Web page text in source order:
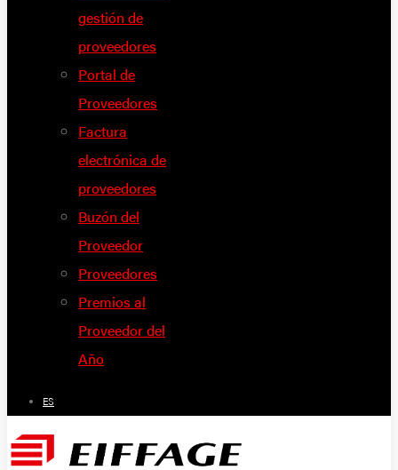
gestión de
proveedores
Portal de
Proveedores
Factura
electrónica de
proveedores
Buzón del
Proveedor
Proveedores
Premios al
Proveedor del
Año
ES